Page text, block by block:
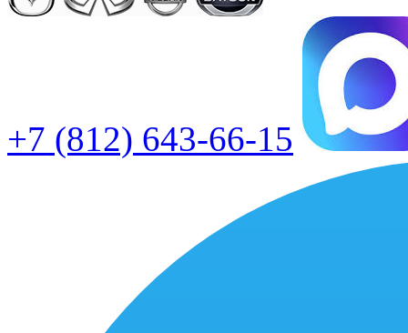
+7 (812) 643-66-15